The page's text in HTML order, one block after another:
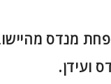
מנדס
ועידן.